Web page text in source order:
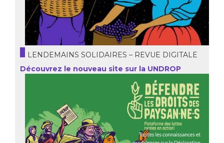
LENDEMAINS SOLIDAIRES – REVUE DIGITALE
Découvrez le nouveau site sur la UNDROP